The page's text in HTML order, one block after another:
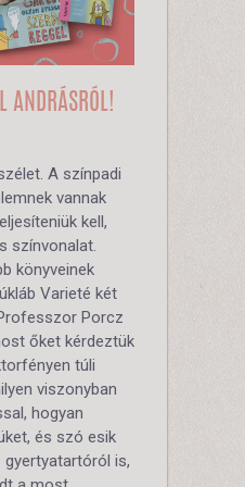
ANDRÁSRÓL!
A színpadi
vannak
kell,
színvonalat.
könyveinek
Varieté két
Porcz
őket kérdeztük
túli
viszonyban
hogyan
és szó esik
gyertyatartóról is,